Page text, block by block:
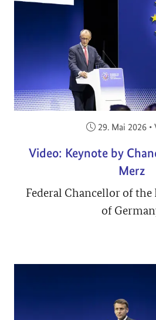
Veröffentlicht
29. Mai 2026 •
Video: Keynote by
Merz
Federal Chancellor of the
of